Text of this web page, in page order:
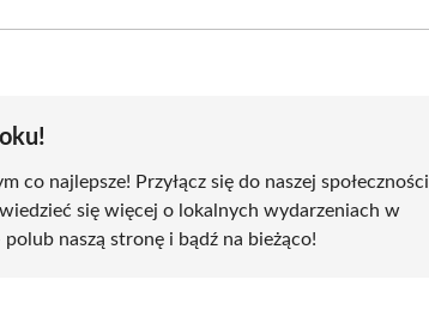
co najlepsze! Przyłącz się do naszej społeczności
się więcej o lokalnych wydarzeniach w
naszą stronę i bądź na bieżąco!